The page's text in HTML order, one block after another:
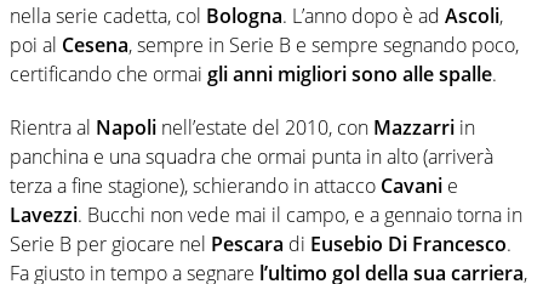
nella serie cadetta, col Bologna. L’anno dopo è ad Ascoli,
poi al Cesena, sempre in Serie B e sempre segnando poco,
certificando che ormai gli anni migliori sono alle spalle.
Rientra al Napoli nell’estate del 2010, con Mazzarri in
panchina e una squadra che ormai punta in alto (arriverà
terza a fine stagione), schierando in attacco Cavani e
Lavezzi. Bucchi non vede mai il campo, e a gennaio torna in
Serie B per giocare nel Pescara di Eusebio Di Francesco.
Fa giusto in tempo a segnare l’ultimo gol della sua carriera,